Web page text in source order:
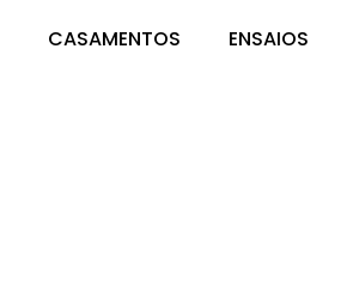
CASAMENTOS ENSAIOS